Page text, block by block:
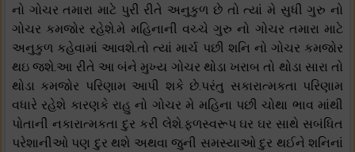
નો ગોચર તમારા માટે પુરી રીતે અનુકુળ છે તો ત્યાં મે સુધી ગુરુ નો
ગોચર કમજોર રહેશે.મે મહિનાની વચ્ચે ગુરુ નો ગોચર તમારા માટે
અનુકુળ કહેવામાં આવશે.તો ત્યાં માર્ચ પછી શનિ નો ગોચર કમજોર
થઇ જશે.આ રીતે આ બંને મુખ્ય ગોચર થોડા ખરાબ તો થોડા સારા તો
થોડા કમજોર પરિણામ આપી શકે છે.પરંતુ સકારાત્મકતા પરિણામ
વધારે રહેશે કારણકે રાહુ નો ગોચર મે મહિના પછી ચોથા ભાવ માંથી
પોતાની નકારાત્મકતા દુર કરી લેશે.ફળસ્વરૂપ ઘર ઘર સાથે સબંધિત
પરેશાનીઓ પણ દુર થશે અથવા જુની સમસ્યાઓ દુર થઈને શનિનાં